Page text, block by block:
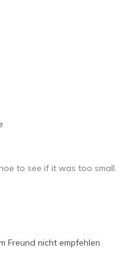
size
to see if it was too small.
too small
Freund nicht empfehlen